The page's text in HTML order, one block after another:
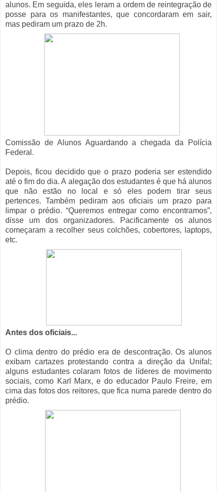
alunos. Em seguida, eles leram a ordem de reintegração de
posse para os manifestantes, que concordaram em sair,
mas pediram um prazo de 2h.
Comissão de Alunos Aguardando a chegada da Polícia
Federal.
Depois, ficou decidido que o prazo poderia ser estendido
até o fim do dia. A alegação dos estudantes é que há alunos
que não estão no local e só eles podem tirar seus
pertences. Também pediram aos oficiais um prazo para
limpar o prédio. “Queremos entregar como encontramos”,
disse um dos organizadores. Pacificamente os alunos
começaram a recolher seus colchões, cobertores, laptops,
etc.
Antes dos oficiais...
O clima dentro do prédio era de descontração. Os alunos
exibam cartazes protestando contra a direção da Unifal;
alguns estudantes colaram fotos de líderes de movimento
sociais, como Karl Marx, e do educador Paulo Freire, em
cima das fotos dos reitores, que fica numa parede dentro do
prédio.